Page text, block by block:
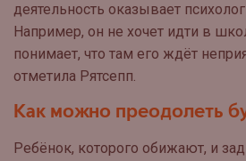
деятельность оказывает
Например, он не хочет идти в
понимает, что там его ждёт
отметила Рятсепп.
Как можно преодолеть
Ребёнок, которого обижают, и